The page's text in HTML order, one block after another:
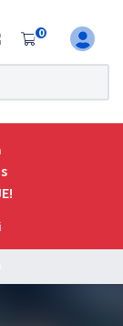
0